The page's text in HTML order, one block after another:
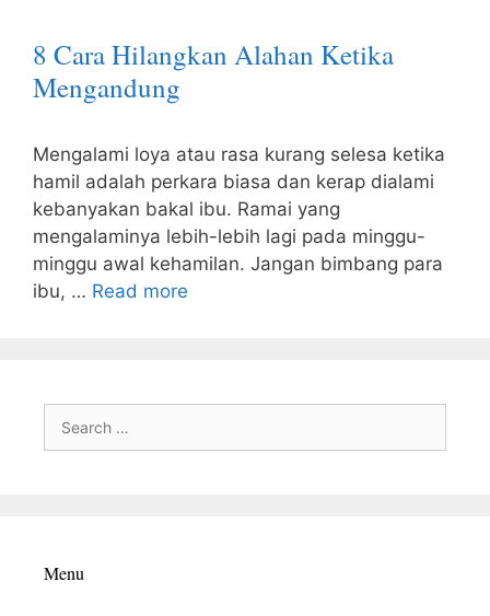
8 Cara Hilangkan Alahan Ketika
Mengandung
Mengalami loya atau rasa kurang selesa ketika
hamil adalah perkara biasa dan kerap dialami
kebanyakan bakal ibu. Ramai yang
mengalaminya lebih-lebih lagi pada minggu-
minggu awal kehamilan. Jangan bimbang para
ibu, … Read more
for:
Menu